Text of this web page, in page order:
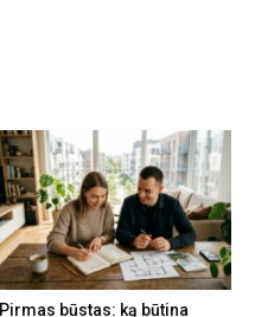
Pirmas būstas: ką būtina